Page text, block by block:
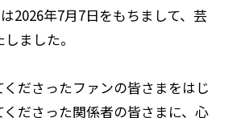
2026年7月7日をもちまして、芸
ました。
くださったファンの皆さまをはじ
ださった関係者の皆さまに、心